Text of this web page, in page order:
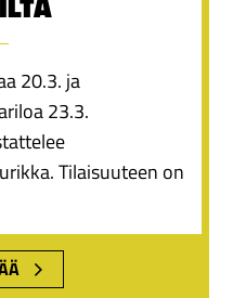
20.3. ja
23.3.
Tilaisuuteen on